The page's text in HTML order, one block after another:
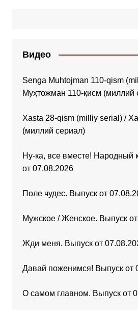
Видео
Senga Muhtojman 110-qism
Муҳтожман 110-қисм (миллий
Xasta 28-qism (milliy serial) /
(миллий сериал)
Ну-ка, все вместе! Народный
от 07.08.2026
Поле чудес. Выпуск от
Мужское / Женское. Выпуск
Жди меня. Выпуск от
Давай поженимся! Выпуск от
О самом главном. Выпуск от